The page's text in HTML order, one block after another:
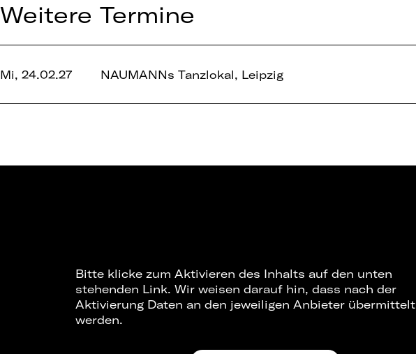
Weitere Termine
Mi, 24.02.27 NAUMANNs Tanzlokal, Leipzig
Bitte klicke zum Aktivieren des Inhalts auf den unten
stehenden Link. Wir weisen darauf hin, dass nach der
Aktivierung Daten an den jeweiligen Anbieter übermittelt
werden.